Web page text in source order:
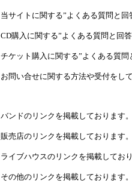
当サイトに関する”よくある質問と回
CD購入に関する”よくある質問と回
チケット購入に関する”よくある質問
お問い合せに関する方法や受付をし
バンドのリンクを掲載しております。
販売店のリンクを掲載しております。
ライブハウスのリンクを掲載しており
その他のリンクを掲載しております。